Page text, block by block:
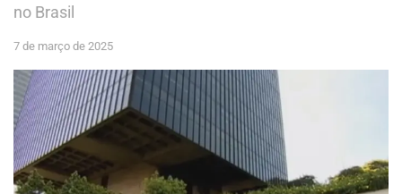
no Brasil
7 de março de 2025